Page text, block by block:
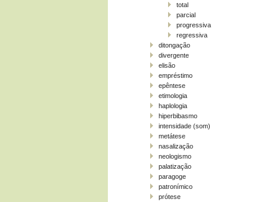
total
parcial
progressiva
regressiva
ditongação
divergente
elisão
empréstimo
epêntese
etimologia
haplologia
hiperbibasmo
intensidade (som)
metátese
nasalização
neologismo
palatização
paragoge
patronímico
prótese